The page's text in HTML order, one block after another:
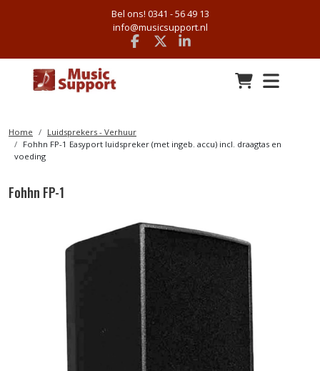
Bel ons! 0341 - 56 49 13
info@musicsupport.nl
Facebook
x linkedin
Home
Luidsprekers - Verhuur
Fohhn FP-1 Easyport luidspreker (met ingeb. accu) incl. draagtas en
voeding
Fohhn FP-1